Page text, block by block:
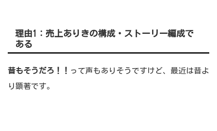
理由1：売上ありきの構成・ストーリー編成で
ある
昔もそうだろ！！ って声もありそうですけど、最近は昔よ
り顕著です。